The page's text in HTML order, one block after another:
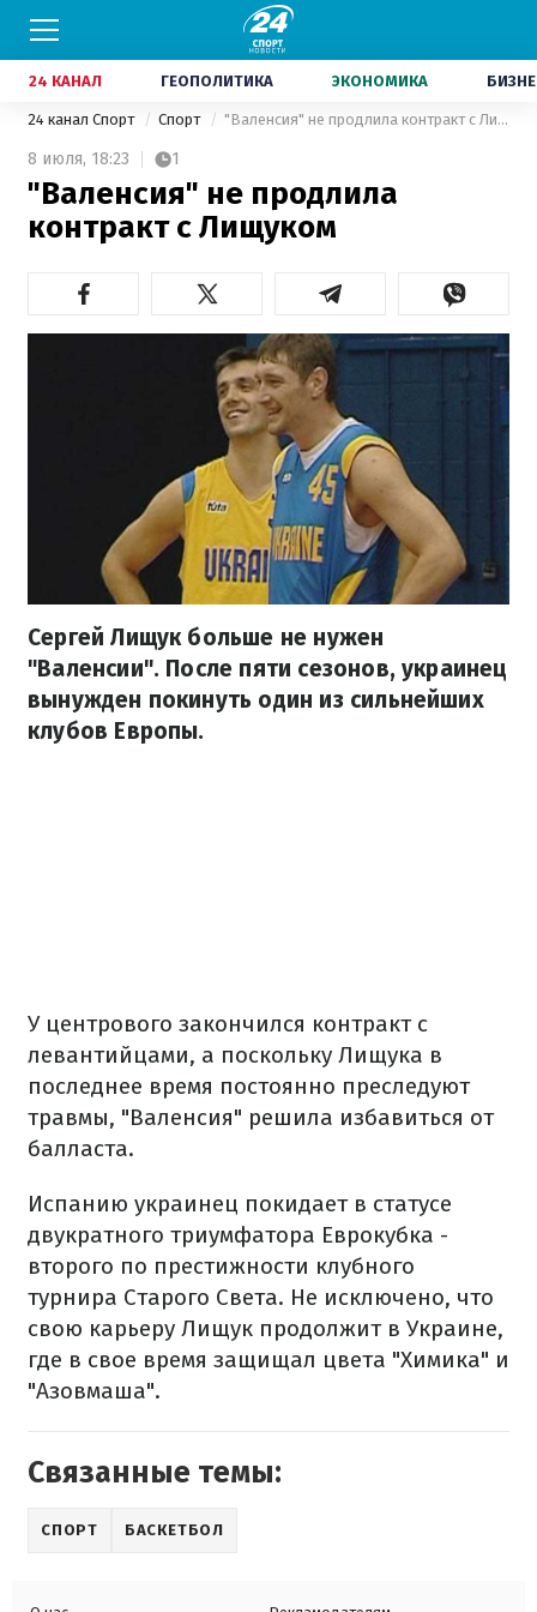
24 КАНАЛ ГЕОПОЛИТИКА ЭКОНОМИКА
24 канал Спорт Спорт "Валенсия" не продлила контракт с Лищуком
8 июля, 18:23 1
"Валенсия" не продлила
контракт с Лищуком
Сергей Лищук больше не нужен
"Валенсии". После пяти сезонов, украинец
вынужден покинуть один из сильнейших
клубов Европы.
У центрового закончился контракт с
левантийцами, а поскольку Лищука в
последнее время постоянно преследуют
травмы, "Валенсия" решила избавиться от
балласта.
Испанию украинец покидает в статусе
двукратного триумфатора Еврокубка -
второго по престижности клубного
турнира Старого Света. Не исключено, что
свою карьеру Лищук продолжит в Украине,
где в свое время защищал цвета "Химика" и
"Азовмаша".
Связанные темы:
СПОРТ БАСКЕТБОЛ